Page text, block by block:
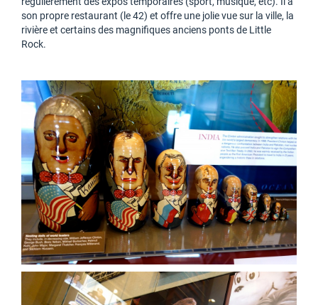
son propre restaurant (le 42) et offre une jolie vue sur la ville, la
rivière et certains des magnifiques anciens ponts de Little
Rock.